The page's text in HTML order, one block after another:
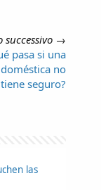
successivo →
pasa si una
no
tiene seguro?
las